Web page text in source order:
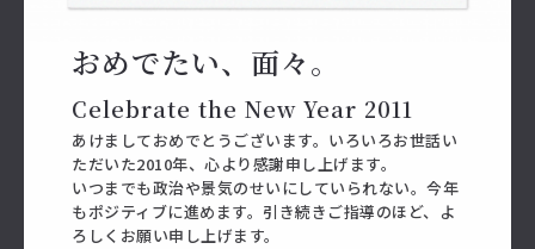
おめでたい、面々。
Celebrate the New Year 2011
あけましておめでとうございます。いろいろお世話い
ただいた2010年、心より感謝申し上げます。
いつまでも政治や景気のせいにしていられない。今年
もポジティブに進めます。引き続きご指導のほど、よ
ろしくお願い申し上げます。